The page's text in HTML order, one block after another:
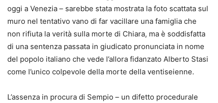
oggi a Venezia – sarebbe stata mostrata la foto scattata sul
muro nel tentativo vano di far vacillare una famiglia che
non rifiuta la verità sulla morte di Chiara, ma è soddisfatta
di una sentenza passata in giudicato pronunciata in nome
del popolo italiano che vede l’allora fidanzato Alberto Stasi
come l’unico colpevole della morte della ventiseienne.
L’assenza in procura di Sempio – un difetto procedurale